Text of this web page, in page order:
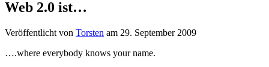
Web 2.0 ist…
Veröffentlicht von Torsten am 29. September 2009
….where everybody knows your name.